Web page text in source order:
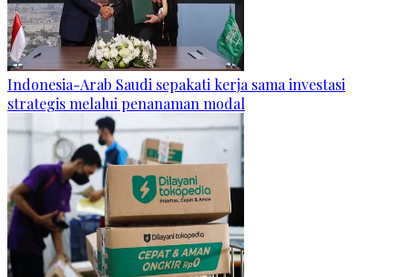
Indonesia-Arab Saudi sepakati kerja sama investasi
strategis melalui penanaman modal